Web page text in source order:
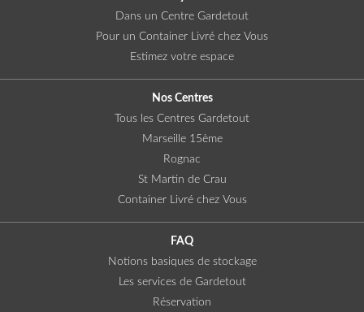
Dans un Centre Gardetout
Pour un Container Livré chez Vous
Estimez votre espace
Nos Centres
Tous les Centres Gardetout
Marseille 15ème
Rognac
St Martin de Crau
Container Livré chez Vous
FAQ
Notions basiques de stockage
Les services de Gardetout
Réservation